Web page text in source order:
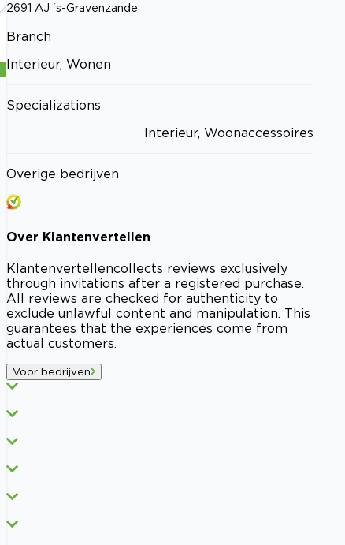
2691 AJ 's-Gravenzande
Branch
Interieur, Wonen
Specializations
Interieur, Woonaccessoires
Overige bedrijven
Over Klantenvertellen
Klantenvertellencollects reviews exclusively
through invitations after a registered purchase.
All reviews are checked for authenticity to
exclude unlawful content and manipulation. This
guarantees that the experiences come from
actual customers.
Voor bedrijven